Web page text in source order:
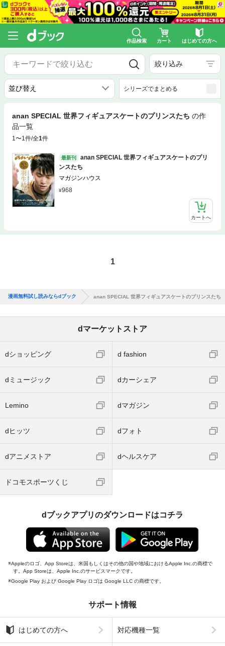
作品検索 カート はじめての方へ
絞り込み
シリーズでまとめる
anan SPECIAL 世界フィギュアスケートのプリンスたち の作
品一覧
1〜1件/全1件
最新刊
anan SPECIAL 世界フィギュアスケートのプリ
ンスたち
マガジンハウス
968
カートへ
1
漫画無料試し読みならdブック anan SPECIAL 世界フィギュアスケートのプリンスたち
dマーケットストア
dショッピング d fashion
dミュージック dカーシェア
Lemino dマガジン
dヒッツ dフォト
dアニメストア dヘルスケア
ドコモスポーツくじ
dブックアプリのダウンロードはコチラ
Appleのロゴ、App Storeは、米国もしくはその他の国や地域におけるApple Inc.の商標で
す。App Storeは、Apple Inc.のサービスマークです。
Google Play および Google Play ロゴは Google LLC の商標です。
サポート情報
はじめての方へ 対応機種一覧